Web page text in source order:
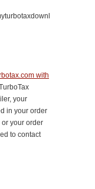
with
your
in your order
your order
to contact